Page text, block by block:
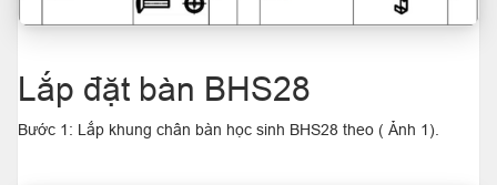
Lắp đặt bàn BHS28
Bước 1: Lắp khung chân bàn học sinh BHS28 theo ( Ảnh 1).